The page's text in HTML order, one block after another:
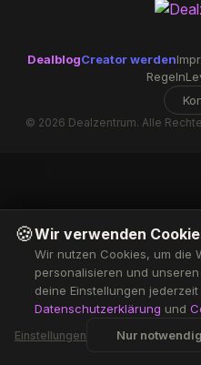
DealblogCreator werden
Regeln
© 2026 Dealzentrum. Alle
🍪Wir verwenden
Wir nutzen Cookies, um die
personalisieren und
deine Einstellungen
Datenschutzerklärung und
Einstellungen Nur